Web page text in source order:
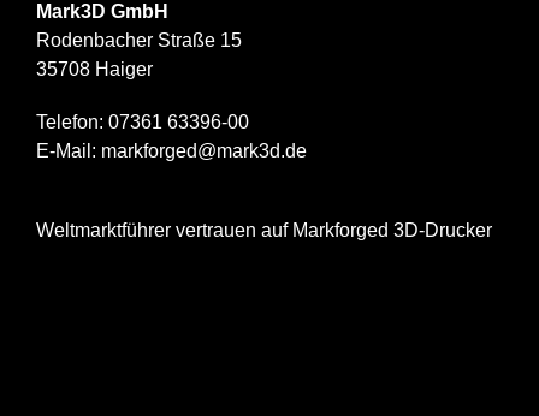
Mark3D GmbH
Rodenbacher Straße 15
35708 Haiger
Telefon: 07361 63396-00
E-Mail: markforged@mark3d.de
Weltmarktführer vertrauen auf Markforged 3D-Drucker